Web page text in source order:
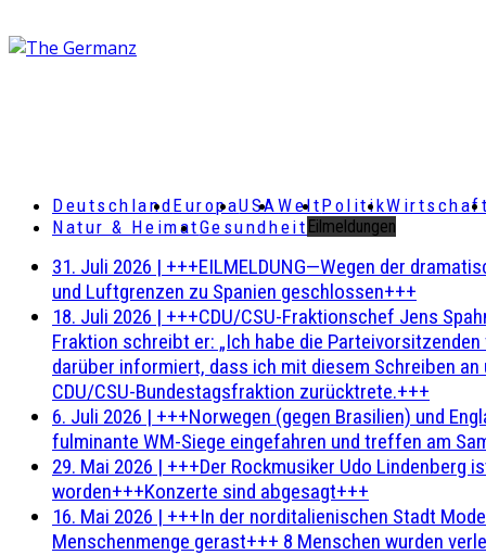
DeutschlandEuropaUSAWeltPolitikWirtschaft
Natur & HeimatGesundheit Eilmeldungen
31. Juli 2026 | +++EILMELDUNG—Wegen der
und Luftgrenzen zu Spanien geschlossen+++
18. Juli 2026 | +++CDU/CSU-Fraktionschef Jens
Fraktion schreibt er: „Ich habe die
darüber informiert, dass ich mit diesem Schreiben
CDU/CSU-Bundestagsfraktion zurücktrete.+++
6. Juli 2026 | +++Norwegen (gegen Brasilien) und
fulminante WM-Siege eingefahren und treffen am
29. Mai 2026 | +++Der Rockmusiker Udo Lindenberg
worden+++Konzerte sind abgesagt+++
16. Mai 2026 | +++In der norditalienischen Stadt
Menschenmenge gerast+++ 8 Menschen wurden